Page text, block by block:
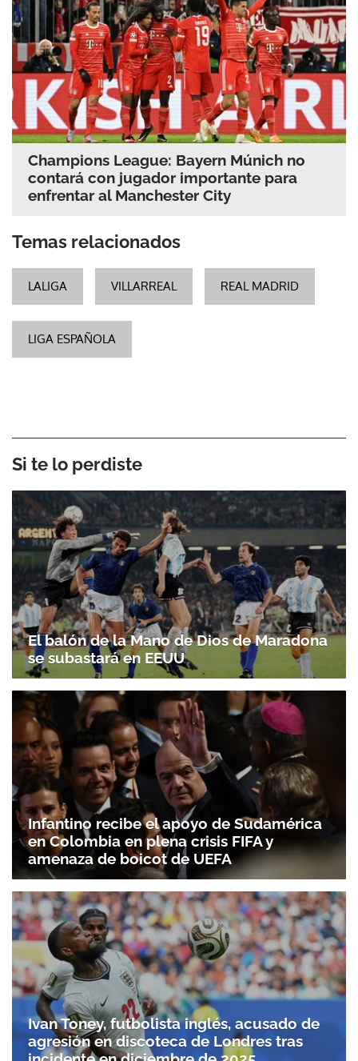
Champions League: Bayern Múnich no
contará con jugador importante para
enfrentar al Manchester City
Temas relacionados
LALIGA VILLARREAL REAL MADRID
LIGA ESPAÑOLA
Si te lo perdiste
El balón de la Mano de Dios de Maradona
se subastará en EEUU
Infantino recibe el apoyo de Sudamérica
en Colombia en plena crisis FIFA y
amenaza de boicot de UEFA
Ivan Toney, futbolista inglés, acusado de
agresión en discoteca de Londres tras